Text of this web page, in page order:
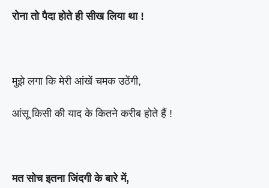
रोना तो पैदा होते ही सीख लिया था !
मुझे लगा कि मेरी आंखें चमक उठेंगी,
आंसू किसी की याद के कितने करीब होते हैं !
मत सोच इतना जिंदगी के बारे में,